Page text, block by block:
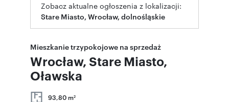
Zobacz aktualne ogłoszenia z lokalizacji:
Stare Miasto, Wrocław, dolnośląskie
Mieszkanie trzypokojowe na sprzedaż
Wrocław, Stare Miasto,
Oławska
93,80 m2